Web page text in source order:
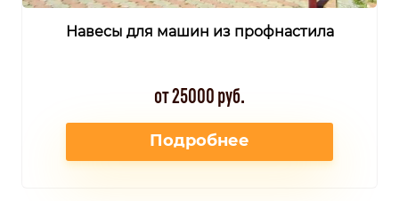
Навесы для машин из профнастила
от 25000 руб.
Подробнее